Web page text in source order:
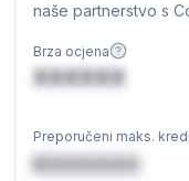
naše partnerstvo s
Brza ocjena
XXXXXX
Preporučeni maks.
€XXXXXX